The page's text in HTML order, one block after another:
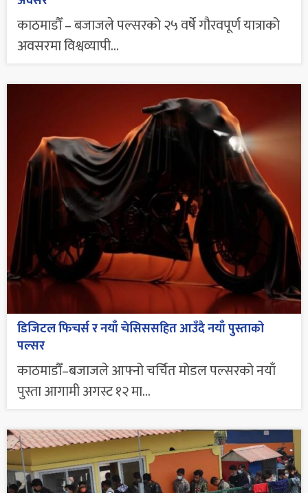
काठमाडौँ – बजाजले पल्सरको २५ वर्षे गौरवपूर्ण यात्राको
अवसरमा विश्वव्यापी...
डिजिटल फिचर्स र नयाँ चेसिससहित आउँदै नयाँ पुस्ताको
पल्सर
काठमाडौँ–बजाजले आफ्नो चर्चित मोडल पल्सरको नयाँ
पुस्ता आगामी अगस्ट १२ मा...